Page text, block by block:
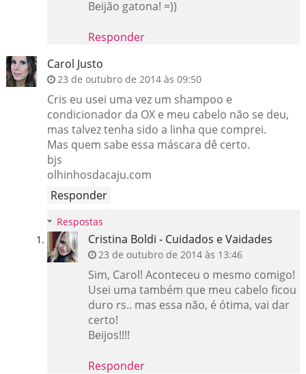
Beijão gatona! =))
Responder
Carol Justo
23 de outubro de 2014 às 09:50
Cris eu usei uma vez um shampoo e
condicionador da OX e meu cabelo não se deu,
mas talvez tenha sido a linha que comprei.
Mas quem sabe essa máscara dê certo.
bjs
olhinhosdacaju.com
Responder
Respostas
Cristina Boldi - Cuidados e Vaidades
23 de outubro de 2014 às 13:46
Sim, Carol! Aconteceu o mesmo comigo!
Usei uma também que meu cabelo ficou
duro rs.. mas essa não, é ótima, vai dar
certo!
Beijos!!!!
Responder